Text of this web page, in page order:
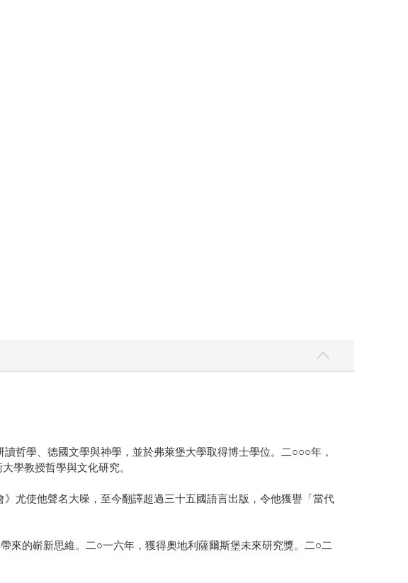
哲學、德國文學與神學，並於弗萊堡大學取得博士學位。二○○○年，
學教授哲學與文化研究。
尤使他聲名大噪，至今翻譯超過三十五國語言出版，令他獲譽「當代
來的嶄新思維。二○一六年，獲得奧地利薩爾斯堡未來研究獎。二○二